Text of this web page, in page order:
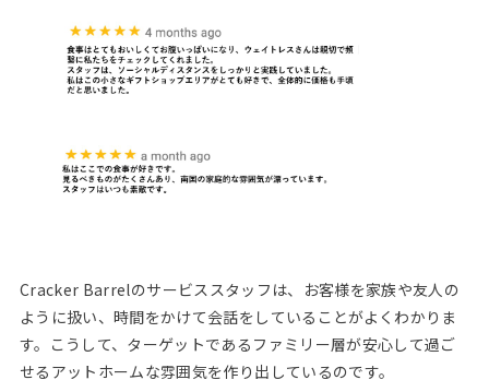
Cracker Barrelのサービススタッフは、お客様を家族や友人の
ように扱い、時間をかけて会話をしていることがよくわかりま
す。こうして、ターゲットであるファミリー層が安心して過ご
せるアットホームな雰囲気を作り出しているのです。